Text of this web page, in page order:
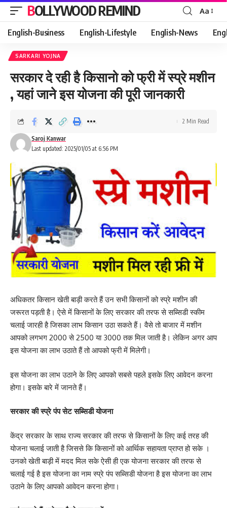
BOLLYWOOD REMIND
Font
Resizer
Aa
English-Business English-Lifestyle English-News
SARKARI YOJNA
सरकार दे रही है किसानो को फ्री में स्प्रे मशीन
, यहां जाने इस योजना की पूरी जानकारी
Last updated: 2025/01/05 at 6:56 PM
Saroj Kanwar
2 Min Read
अधिकतर किसान खेती बाड़ी करते हैं उन सभी किसानों को स्प्रे मशीन की
जरूरत पड़ती है। ऐसे में किसानों के लिए सरकार की तरफ से सब्सिडी स्कीम
चलाई जारही है जिसका लाभ किसान उठा सकते हैं। वैसे तो बाजार में मशीन
आपको लगभग 2000 से 2500 या 3000 तक मिल जाती है। लेकिन अगर आप
इस योजना का लाभ उठाते हैं तो आपको फ्री में मिलेगी।
इस योजना का लाभ उठाने के लिए आपको सबसे पहले इसके लिए आवेदन करना
होगा। इसके बारे में जानते हैं।
सरकार की स्प्रे पंप सेट सब्सिडी योजना
केंद्र सरकार के साथ राज्य सरकार की तरफ से किसानों के लिए कई तरह की
योजना चलाई जाती है जिससे कि किसानों को आर्थिक सहायता प्राप्त हो सके ।
उनको खेती बाड़ी में मदद मिल सके ऐसी ही एक योजना सरकार की तरफ से
चलाई गई है इस योजना का नाम स्प्रे पंप सब्सिडी योजना है इस योजना का लाभ
उठाने के लिए आपको आवेदन करना होगा।